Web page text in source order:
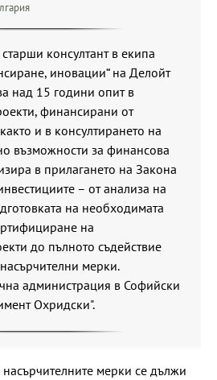
консултант в екипа
иновации“ на Делойт
над 15 години опит в
финансирани от
и в консултирането на
възможности за финансова
в прилагането на Закона
– от анализа на
на необходимата
на
до пълното съдействие
мерки.
администрация в Софийски
Охридски".
мерки се дължи